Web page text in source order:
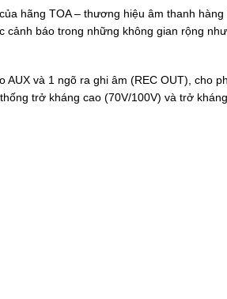
hãng TOA – thương hiệu âm thanh
cảnh báo trong những không gian rộng
AUX và 1 ngõ ra ghi âm (REC OUT), cho
trở kháng cao (70V/100V) và trở